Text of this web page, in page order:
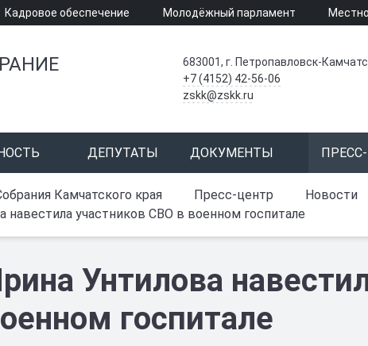
Кадровое обеспечение Молодёжный парламент
683001, г. Петропавловск-
+7 (4152) 42-56-06
zskk@zskk.ru
ДЕПУТАТЫ ДОКУМЕНТЫ
Камчатского края Пресс-центр
Новости
навестила участников СВО в военном госпитале
Унтилова
госпитале